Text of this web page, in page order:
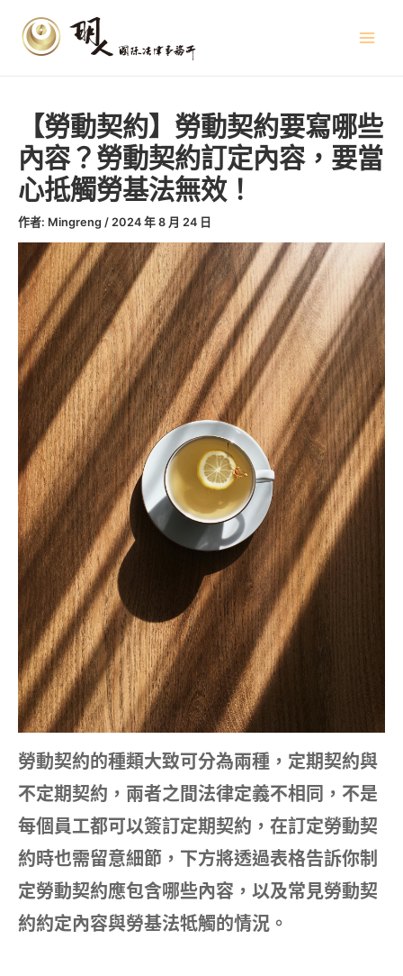
Menu
【勞動契約】勞動契約要寫哪些
內容？勞動契約訂定內容，要當
心抵觸勞基法無效！
作者: Mingreng / 2024 年 8 月 24 日
勞動契約的種類大致可分為兩種，定期契約與
不定期契約，兩者之間法律定義不相同，不是
每個員工都可以簽訂定期契約，在訂定勞動契
約時也需留意細節，下方將透過表格告訴你制
定勞動契約應包含哪些內容，以及常見勞動契
約約定內容與勞基法牴觸的情況。
章
導